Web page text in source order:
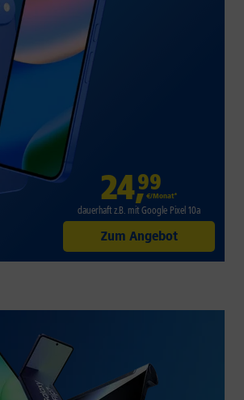
24,99
€/Monat*
dauerhaft z.B. mit Google Pixel 10a
Zum Angebot